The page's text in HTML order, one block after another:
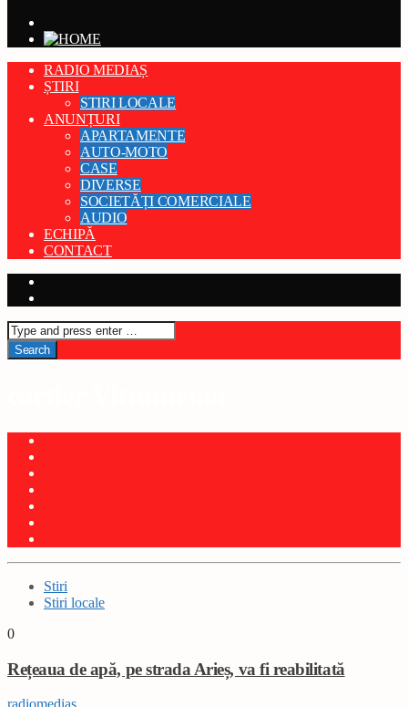
RADIO MEDIAȘ
ȘTIRI
STIRI LOCALE
ANUNȚURI
APARTAMENTE
AUTO-MOTO
CASE
DIVERSE
SOCIETĂȚI COMERCIALE
AUDIO
ECHIPĂ
CONTACT
Stiri
Stiri locale
0
Rețeaua de apă, pe strada Arieș, va fi reabilitată